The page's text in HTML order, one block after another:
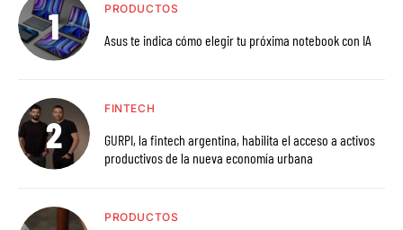
PRODUCTOS
Asus te indica cómo elegir tu próxima notebook con IA
FINTECH
GURPI, la fintech argentina, habilita el acceso a activos
productivos de la nueva economía urbana
PRODUCTOS